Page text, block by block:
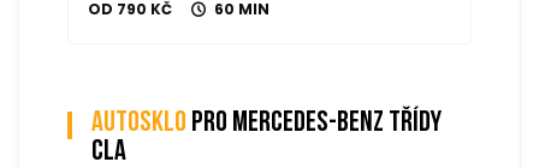
OD 790 KČ 60 MIN
Autosklo pro mercedes-benz třídy
cla